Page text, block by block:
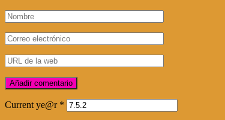
Current ye@r *